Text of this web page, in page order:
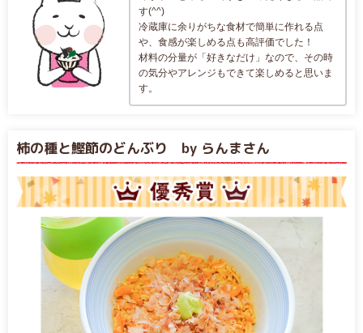
す(^^)
冷蔵庫に余りがちな食材で簡単に作れる点
や、食感が楽しめる点も高評価でした！
材料の分量が「好きなだけ」なので、その時
の気分やアレンジもできて楽しめると思いま
す。
柿の種と鰹節のどんぶり by らんまさん